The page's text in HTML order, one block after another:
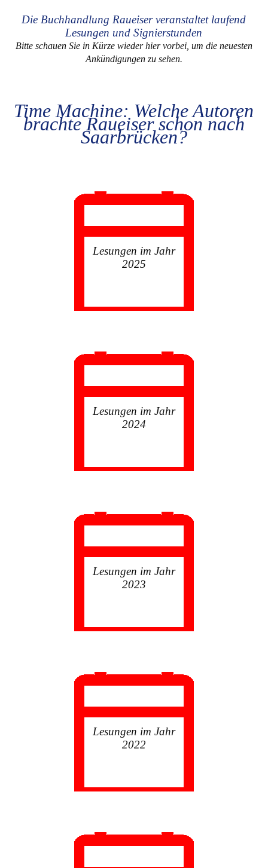
Die Buchhandlung Raueiser veranstaltet laufend
Lesungen und Signierstunden
Bitte schauen Sie in Kürze wieder hier vorbei, um die neuesten
Ankündigungen zu sehen.
Time Machine: Welche Autoren
brachte Raueiser schon nach
Saarbrücken?
Lesungen im Jahr
2025
Lesungen im Jahr
2024
Lesungen im Jahr
2023
Lesungen im Jahr
2022